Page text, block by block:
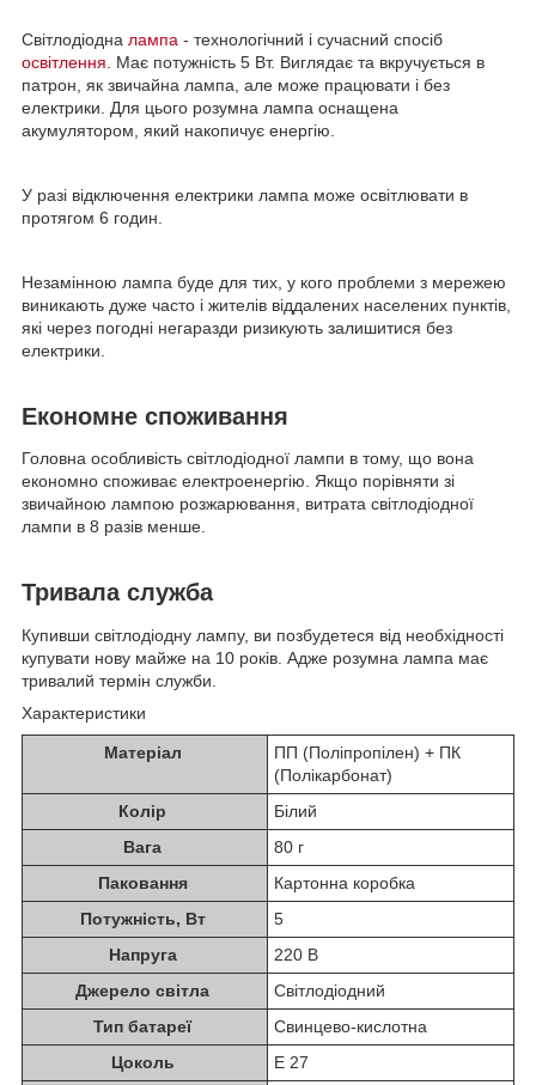
Світлодіодна лампа - технологічний і сучасний спосіб
освітлення . Має потужність 5 Вт. Виглядає та вкручується в
патрон, як звичайна лампа, але може працювати і без
електрики. Для цього розумна лампа оснащена
акумулятором, який накопичує енергію.
У разі відключення електрики лампа може освітлювати в
протягом 6 годин.
Незамінною лампа буде для тих, у кого проблеми з мережею
виникають дуже часто і жителів віддалених населених пунктів,
які через погодні негаразди ризикують залишитися без
електрики.
Економне споживання
Головна особливість світлодіодної лампи в тому, що вона
економно споживає електроенергію. Якщо порівняти зі
звичайною лампою розжарювання, витрата світлодіодної
лампи в 8 разів менше.
Тривала служба
Купивши світлодіодну лампу, ви позбудетеся від необхідності
купувати нову майже на 10 років. Адже розумна лампа має
тривалий термін служби.
Характеристики
Матеріал
ПП (Поліпропілен) + ПК
(Полікарбонат)
Колір
Білий
Вага
80 г
Паковання
Картонна коробка
Потужність, Вт
5
Напруга
220 В
Джерело світла
Світлодіодний
Тип батареї
Свинцево-кислотна
Цоколь
Е 27